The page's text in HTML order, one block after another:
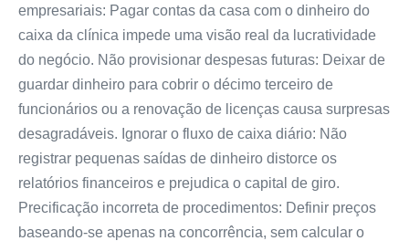
empresariais: Pagar contas da casa com o dinheiro do
caixa da clínica impede uma visão real da lucratividade
do negócio. Não provisionar despesas futuras: Deixar de
guardar dinheiro para cobrir o décimo terceiro de
funcionários ou a renovação de licenças causa surpresas
desagradáveis. Ignorar o fluxo de caixa diário: Não
registrar pequenas saídas de dinheiro distorce os
relatórios financeiros e prejudica o capital de giro.
Precificação incorreta de procedimentos: Definir preços
baseando-se apenas na concorrência, sem calcular o